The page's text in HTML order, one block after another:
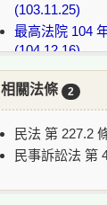
(103.11.25)
最高法院 104
(104.12.16)
臺灣高等法院
決(107.08.21)
最高法院 107
(107.12.05)
相關法條 2
民法 第 227.2
民事訴訟法 第